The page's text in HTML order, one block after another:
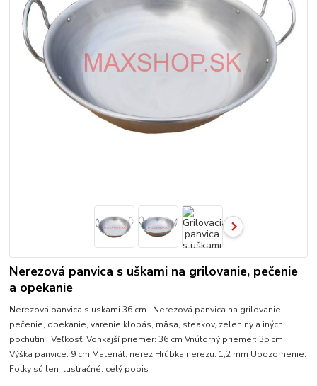
Nerezová panvica s uškami na grilovanie, pečenie
a opekanie
Nerezová panvica s uskami 36 cm Nerezová panvica na grilovanie,
pečenie, opekanie, varenie klobás, mäsa, steakov, zeleniny a iných
pochutin Veľkosť: Vonkajší priemer: 36 cm Vnútorný priemer: 35 cm
Výška panvice: 9 cm Materiál: nerez Hrúbka nerezu: 1,2 mm Upozornenie:
Fotky sú len ilustračné. celý popis